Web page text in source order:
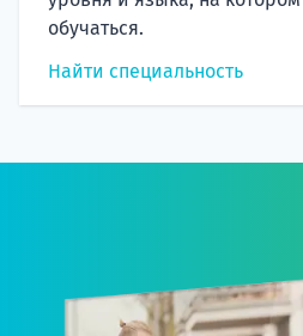
обучаться.
Найти специальность